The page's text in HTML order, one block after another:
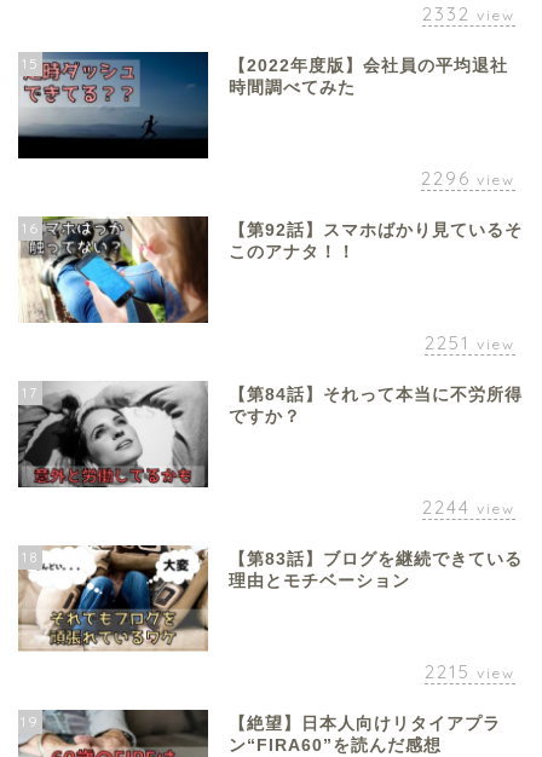
2332 view
15
【2022年度版】会社員の平均退社
時間調べてみた
2296 view
16
【第92話】スマホばかり見ているそ
このアナタ！！
2251 view
17
【第84話】それって本当に不労所得
ですか？
2244 view
18
【第83話】ブログを継続できている
理由とモチベーション
2215 view
19
【絶望】日本人向けリタイアプラ
ン“FIRA60”を読んだ感想